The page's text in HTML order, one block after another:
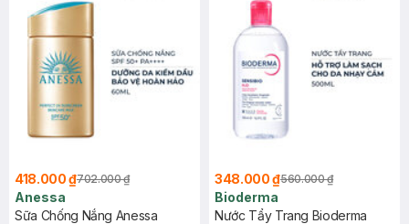
418.000 ₫702.000 ₫
Anessa
Sữa Chống Nắng Anessa
348.000 ₫560.000 ₫
Bioderma
Nước Tẩy Trang Bioderma